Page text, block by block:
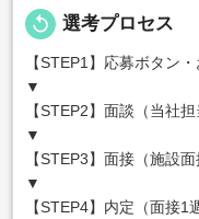
replay 選考プロセス
【STEP1】応募ボタン
▼
【STEP2】面談（当社担
▼
【STEP3】面接（施設面
▼
【STEP4】内定（面接1